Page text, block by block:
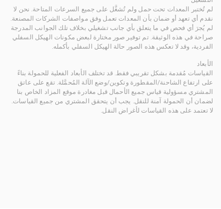
لم تُختبر المعدات تحت حمل ولم تُشغَّل على جميع السرعات المتاحة. نحن لا
نقدم أي تعهد أو ضمان بأن المعدات تعمل وفق مواصفات الشركات المصنعة.
لم يُجرَ أي فحص في ما يتعلق بأي جانب تشغيلي بخلاف تلك الجوانب المدرجة
صراحة في هذه الوثيقة. تم توفير صور مختارة لبعض مكونات الهيكل السفلي
الفردية، وقد لا تعكس هذه الصور حالة الهيكل السفلي بأكمله.
الأبعاد
القياسات مُقدمة بشكل تقريبي فقط. قد تختلف الأبعاد الفعلية للحمولة بناءً
على ارتفاع الشاحنة/المقطورة وتكوين/وضع الآلة المُحمَّلة. تقع على عاتق
المشتري مسؤولية قياس جميع الأحمال قبل مغادرة موقع المزاد الخاص بنا
لضمان أن الحمولة آمنة للنقل. يجب أن يتحقق المشتري من جميع القياسات.
لا تعتمد على هذه القياسات لأغراض النقل.